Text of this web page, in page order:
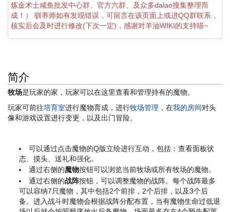
炼金术士咸鱼批发中心群、官方六群、及众多dalao搜集整理而
成！） 驯养师如有发现错误，可留言在该页面上或进QQ群联系，
核实后会及时进行修改(下次一定)，感谢对羊油WIKI的支持喵~
简介
牧场是玩家的家，玩家可以在这里查看和管理持有的魔物。
玩家可前往培育室进行魔物育成，进行牧场管理 ，在我的房间对头
像和游戏设置进行变更，以及出门冒险。
可以通过点击魔物的Q版立绘进行互动，包括：查看面板状
态、摸头、送礼和强化。
通过右侧的魔物按钮可以浏览当前牧场或所有牧场的魔物。
通过右侧的战阵按钮，可以调整魔物的战阵。每个战阵最多
可以容纳7只魔物，其中包括2个前排，2个后排，以及3个后
备。进入战斗时魔物会根据战阵分配布置，当有魔物生命过低退